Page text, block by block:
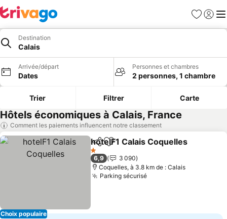
Favoris
Se
Destination
Calais
Arrivée/départ
Dates
Personnes et chambres
2 personnes, 1 chambre
Trier Filtrer Carte
Hôtels économiques à Calais, France
Comment les paiements influencent notre classement
Choix populaire
PartagerAjouter à mes favoris
hotelF1 Calais Coquelles
1 Étoiles
6,9
3 090
Coquelles, à 3.8 km de : Calais
Parking sécurisé